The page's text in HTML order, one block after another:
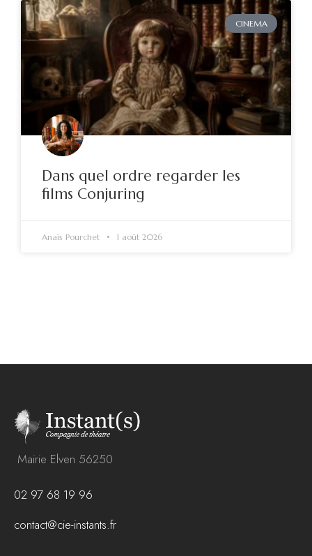
CINEMA
Dans quel ordre regarder les
films Conjuring
Anaïs Pourchet 1 août 2026
Mairie Elven 56250
02 97 68 19 96
contact@cie-instants.fr